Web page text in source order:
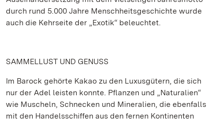
durch rund 5.000 Jahre Menschheitsgeschichte wurde
auch die Kehrseite der „Exotik“ beleuchtet.
SAMMELLUST UND GENUSS
Im Barock gehörte Kakao zu den Luxusgütern, die sich
nur der Adel leisten konnte. Pflanzen und „Naturalien“
wie Muscheln, Schnecken und Mineralien, die ebenfalls
mit den Handelsschiffen aus den fernen Kontinenten